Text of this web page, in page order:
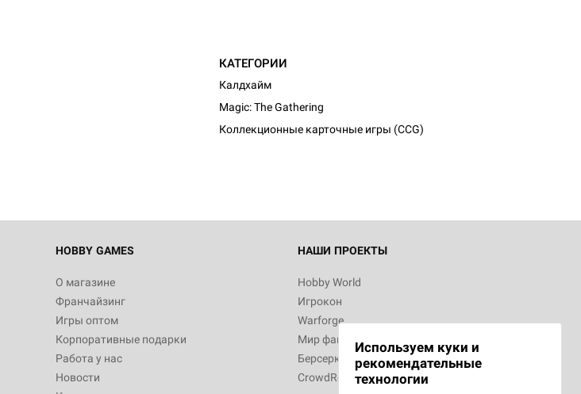
КАТЕГОРИИ
Калдхайм
Magic: The Gathering
Коллекционные карточные игры (CCG)
HOBBY GAMES
О магазине
Франчайзинг
Игры оптом
Корпоративные подарки
Работа у нас
Новости
НАШИ ПРОЕКТЫ
Hobby World
Игрокон
Warforge
Мир фантастики
Берсерк
CrowdRepublic
Используем куки и
рекомендательные
технологии
Настольная игра Hobby World Монстры
Белая смерть
12 990
Настольная игра Hobby World Берсерк.
3 490